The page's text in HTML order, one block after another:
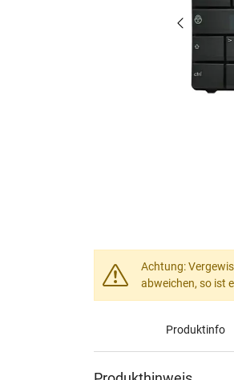
Achtung:
abweichen, so ist
Produktinfo